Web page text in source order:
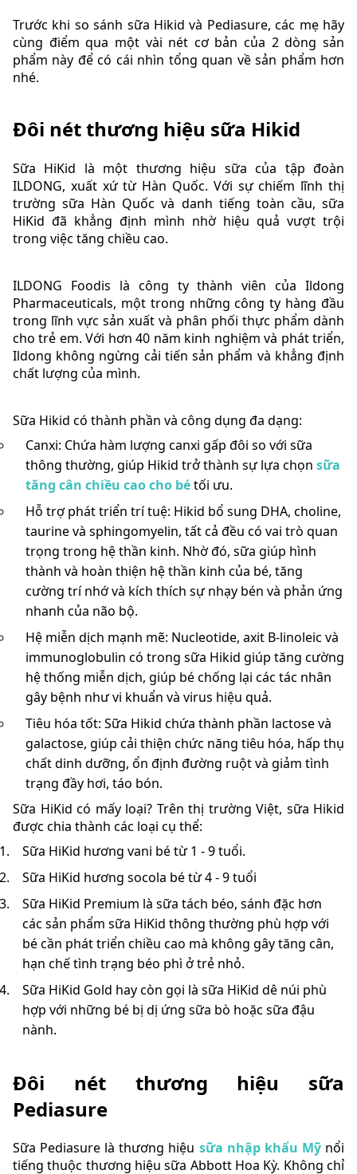
Trước khi so sánh sữa Hikid và Pediasure, các mẹ hãy
cùng điểm qua một vài nét cơ bản của 2 dòng sản
phẩm này để có cái nhìn tổng quan về sản phẩm hơn
nhé.
Đôi nét thương hiệu sữa Hikid
Sữa HiKid là một thương hiệu sữa của tập đoàn
ILDONG, xuất xứ từ Hàn Quốc. Với sự chiếm lĩnh thị
trường sữa Hàn Quốc và danh tiếng toàn cầu, sữa
HiKid đã khẳng định mình nhờ hiệu quả vượt trội
trong việc tăng chiều cao.
ILDONG Foodis là công ty thành viên của Ildong
Pharmaceuticals, một trong những công ty hàng đầu
trong lĩnh vực sản xuất và phân phối thực phẩm dành
cho trẻ em. Với hơn 40 năm kinh nghiệm và phát triển,
Ildong không ngừng cải tiến sản phẩm và khẳng định
chất lượng của mình.
Sữa Hikid có thành phần và công dụng đa dạng:
Canxi: Chứa hàm lượng canxi gấp đôi so với sữa
thông thường, giúp Hikid trở thành sự lựa chọn sữa
tăng cân chiều cao cho bétối ưu.
Hỗ trợ phát triển trí tuệ: Hikid bổ sung DHA, choline,
taurine và sphingomyelin, tất cả đều có vai trò quan
trọng trong hệ thần kinh. Nhờ đó, sữa giúp hình
thành và hoàn thiện hệ thần kinh của bé, tăng
cường trí nhớ và kích thích sự nhạy bén và phản ứng
nhanh của não bộ.
Hệ miễn dịch mạnh mẽ: Nucleotide, axit B-linoleic và
immunoglobulin có trong sữa Hikid giúp tăng cường
hệ thống miễn dịch, giúp bé chống lại các tác nhân
gây bệnh như vi khuẩn và virus hiệu quả.
Tiêu hóa tốt: Sữa Hikid chứa thành phần lactose và
galactose, giúp cải thiện chức năng tiêu hóa, hấp thụ
chất dinh dưỡng, ổn định đường ruột và giảm tình
trạng đầy hơi, táo bón.
Sữa HiKid có mấy loại? Trên thị trường Việt, sữa Hikid
được chia thành các loại cụ thể:
Sữa HiKid hương vani bé từ 1 - 9 tuổi.
Sữa HiKid hương socola bé từ 4 - 9 tuổi
Sữa HiKid Premium là sữa tách béo, sánh đặc hơn
các sản phẩm sữa HiKid thông thường phù hợp với
bé cần phát triển chiều cao mà không gây tăng cân,
hạn chế tình trạng béo phì ở trẻ nhỏ.
Sữa HiKid Gold hay còn gọi là sữa HiKid dê núi phù
hợp với những bé bị dị ứng sữa bò hoặc sữa đậu
nành.
Đôi nét thương hiệu sữa
Pediasure
Sữa Pediasure là thương hiệu sữa nhập khẩu Mỹnổi
tiếng thuộc thương hiệu sữa Abbott Hoa Kỳ. Không chỉ